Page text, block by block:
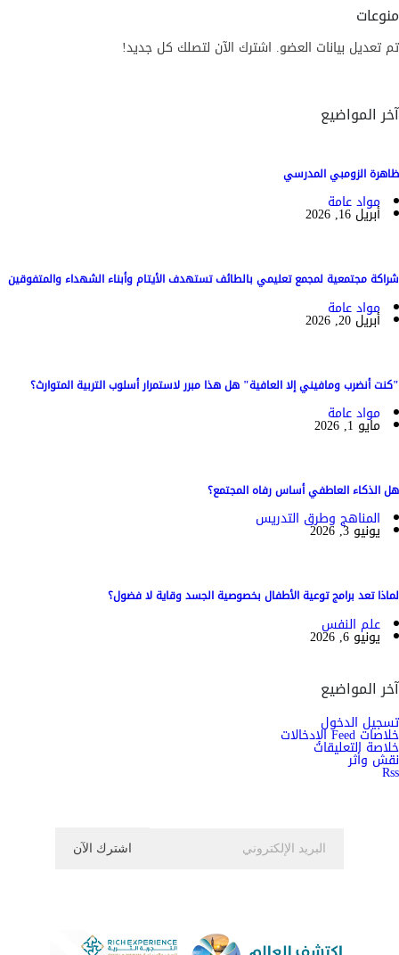
منوعات
تم تعديل بيانات العضو. اشترك الآن لتصلك كل جديد!
آخر المواضيع
ظاهرة الزومبي المدرسي
مواد عامة
أبريل 16, 2026
شراكة مجتمعية لمجمع تعليمي بالطائف تستهدف الأيتام وأبناء الشهداء والمتفوقين
مواد عامة
أبريل 20, 2026
"كنت أنضرب ومافيني إلا العافية" هل هذا مبرر لاستمرار أسلوب التربية المتوارث؟
مواد عامة
مايو 1, 2026
هل الذكاء العاطفي أساس رفاه المجتمع؟
المناهج وطرق التدريس
يونيو 3, 2026
لماذا تعد برامج توعية الأطفال بخصوصية الجسد وقاية لا فضول؟
علم النفس
يونيو 6, 2026
آخر المواضيع
تسجيل الدخول
خلاصات Feed الإدخالات
خلاصة التعليقات
نقش وأثر
Rss